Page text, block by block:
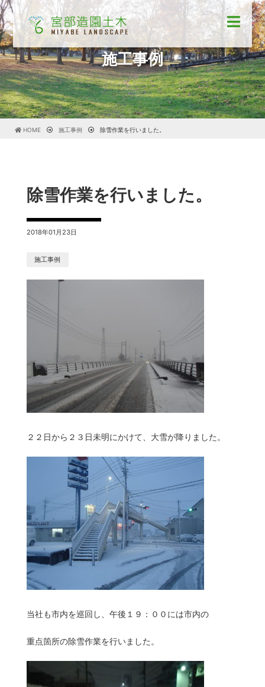
施工事例
HOME 施工事例 除雪作業を行いました。
除雪作業を行いました。
2018年01月23日
施工事例
２２日から２３日未明にかけて、大雪が降りました。
当社も市内を巡回し、午後１９：００には市内の
重点箇所の除雪作業を行いました。